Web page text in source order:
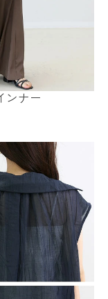
ンナー